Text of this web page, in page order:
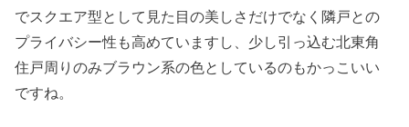
でスクエア型として見た目の美しさだけでなく隣戸との
プライバシー性も高めていますし、少し引っ込む北東角
住戸周りのみブラウン系の色としているのもかっこいい
ですね。